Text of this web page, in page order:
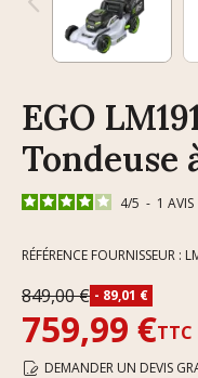
EGO
Tondeuse
4/5 - 1 AVIS
RÉFÉRENCE FOURNISSEUR :
849,00 € - 89,01 €
759,99 €TTC
DEMANDER UN DEVIS